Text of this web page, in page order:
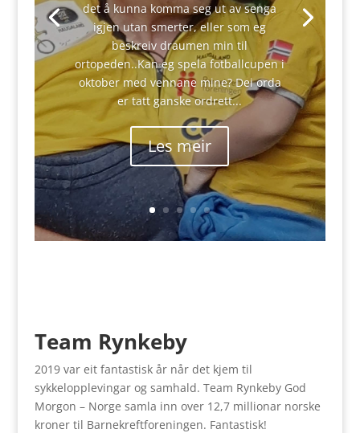
det å kunna komma seg ut av senga
igjen utan smerter, eller som eg
beskreiv draumen min til
ortopeden..Kan eg spela fotballcupen i
oktober med vennane mine? Dei orda
er tatt ganske ordrett...
Les meir
Team Rynkeby
2019 var eit fantastisk år når det kjem til
sykkelopplevingar og samhald. Team Rynkeby God
Morgon – Norge samla inn over 12,7 millionar norske
kroner til Barnekreftforeningen. Fantastisk!